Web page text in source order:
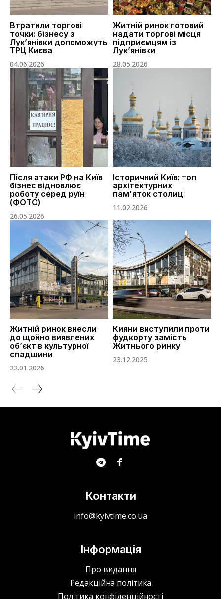
Втратили торгові
точки: бізнесу з
Лук’янівки допоможуть
ТРЦ Києва
04.06.2026
Житній ринок готовий
надати торгові місця
підприємцям із
Лук’янівки
28.05.2026
Після атаки РФ на Київ
бізнес відновлює
роботу серед руїн
(ФОТО)
26.05.2026
Історичний Київ: топ
архітектурних
пам'яток столиці
11.02.2026
Житній ринок внесли
до щойно виявлених
об’єктів культурної
спадщини
22.01.2026
Кияни виступили проти
фудкорту замість
Житнього ринку
23.12.2025
Контакти
info@kyivtime.co.ua
Інформація
Про видання
Редакційна політика
Політика конфіденційності